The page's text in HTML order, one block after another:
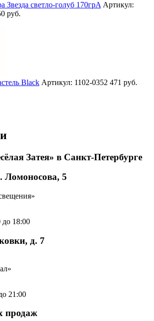
Звезда светло-голуб 170грA Артикул:
руб.
Black Артикул: 1102-0352 471 руб.
Затея» в Санкт-Петербурге
Ломоносова, 5
18:00
д. 7
21:00
продаж